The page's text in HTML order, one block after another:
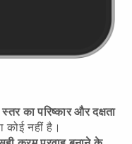
का परिष्कार और दक्षता
कोई नहीं है।